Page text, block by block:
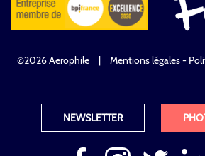
©2026 Aerophile | Mentions légales -
NEWSLETTER